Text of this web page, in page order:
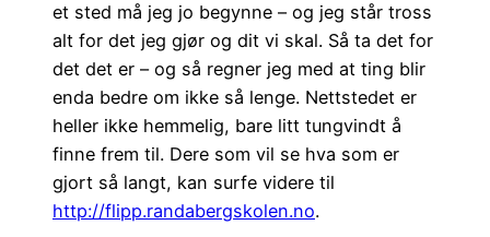
et sted må jeg jo begynne – og jeg står tross
alt for det jeg gjør og dit vi skal. Så ta det for
det det er – og så regner jeg med at ting blir
enda bedre om ikke så lenge. Nettstedet er
heller ikke hemmelig, bare litt tungvindt å
finne frem til. Dere som vil se hva som er
gjort så langt, kan surfe videre til
http://flipp.randabergskolen.no.